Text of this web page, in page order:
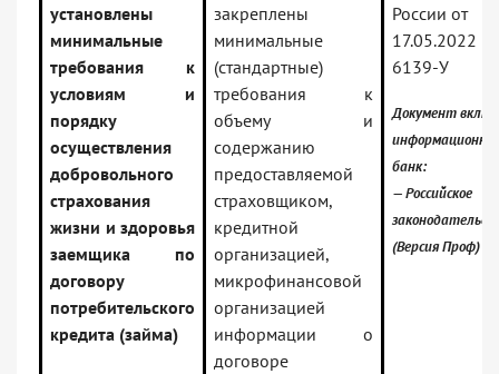
установлены
минимальные
требования к
условиям и
порядку
осуществления
добровольного
страхования
жизни и здоровья
заемщика по
договору
потребительского
кредита (займа)
закреплены
минимальные
(стандартные)
требования к
объему и
содержанию
предоставляемой
страховщиком,
кредитной
организацией,
микрофинансовой
организацией
информации о
договоре
России от
17.05.2022 N
6139-У
Документ
банк:
— Российское
(Версия Проф)